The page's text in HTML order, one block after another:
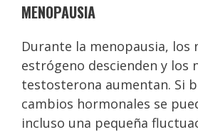
MENOPAUSIA
Durante la menopausia, los
estrógeno descienden y los
testosterona aumentan. Si
cambios hormonales se
incluso una pequeña